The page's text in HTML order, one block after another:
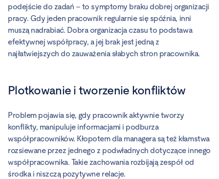
podejście do zadań – to symptomy braku dobrej organizacji
pracy. Gdy jeden pracownik regularnie się spóźnia, inni
muszą nadrabiać. Dobra organizacja czasu to podstawa
efektywnej współpracy, a jej brak jest jedną z
najłatwiejszych do zauważenia słabych stron pracownika.
Plotkowanie i tworzenie konfliktów
Problem pojawia się, gdy pracownik aktywnie tworzy
konflikty, manipuluje informacjami i podburza
współpracowników. Kłopotem dla managera są też kłamstwa
rozsiewane przez jednego z podwładnych dotyczące innego
współpracownika. Takie zachowania rozbijają zespół od
środka i niszczą pozytywne relacje.